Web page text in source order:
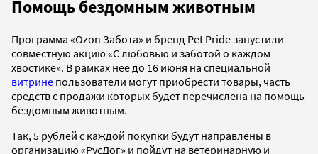
Помощь бездомным животным
Программа «Ozon Забота» и бренд Pet Pride запустили
совместную акцию «С любовью и заботой о каждом
хвостике». В рамках нее до 16 июня на специальной
витрине пользователи могут приобрести товары, часть
средств с продажи которых будет перечислена на помощь
бездомным животным.
Так, 5 рублей с каждой покупки будут направлены в
организацию «РусДог» и пойдут на ветеринарную и